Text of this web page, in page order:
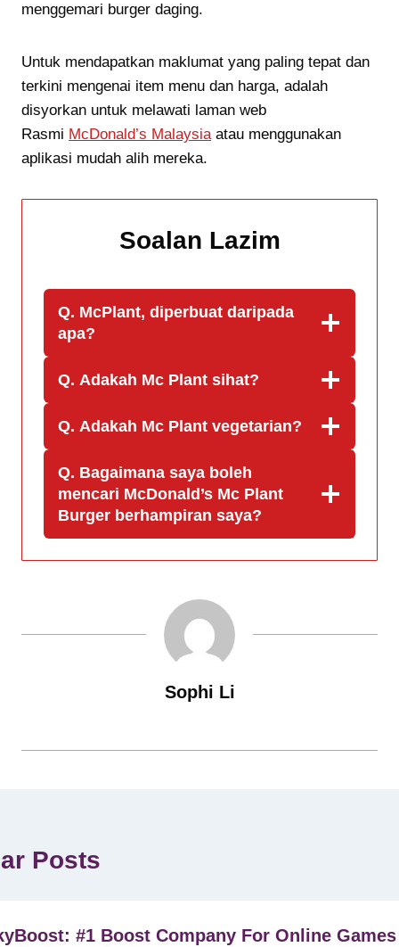
menggemari burger daging.
Untuk mendapatkan maklumat yang paling tepat dan
terkini mengenai item menu dan harga, adalah
disyorkan untuk melawati laman web
Rasmi McDonald’s Malaysiaatau menggunakan
aplikasi mudah alih mereka.
Soalan Lazim
Q. McPlant, diperbuat daripada
apa?
Q. Adakah Mc Plant sihat?
Q. Adakah Mc Plant vegetarian?
Q. Bagaimana saya boleh
mencari McDonald’s Mc Plant
Burger berhampiran saya?
Sophi Li
Posts
#1 Boost Company For Online Games